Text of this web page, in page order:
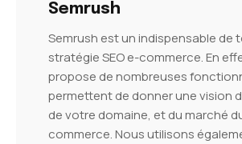
Semrush
Semrush est un indispensable de
stratégie SEO e-commerce. En
propose de nombreuses
permettent de donner une vision
de votre domaine, et du marché
commerce. Nous utilisons